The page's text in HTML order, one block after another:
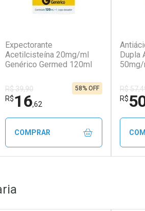
Expectorante
Acetilcisteína 20mg/ml
Genérico Germed 120ml
R$ 39,90
R$16,62
58% OFF
COMPRAR
Laboratório
Por Menos
Dupla
R$
R$